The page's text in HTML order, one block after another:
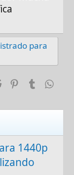
para
RedditPinterest
Tumblr
1440p